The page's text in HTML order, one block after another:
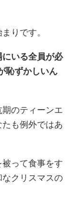
りです。
いる全員が必
恥ずかしいん
のティーンエ
も例外ではあ
って食事をす
クリスマスの